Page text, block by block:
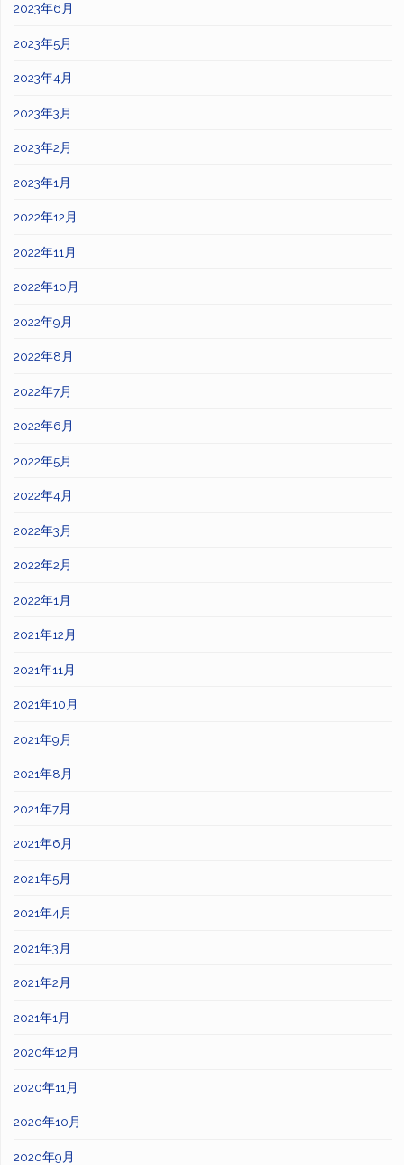
2023年6月
2023年5月
2023年4月
2023年3月
2023年2月
2023年1月
2022年12月
2022年11月
2022年10月
2022年9月
2022年8月
2022年7月
2022年6月
2022年5月
2022年4月
2022年3月
2022年2月
2022年1月
2021年12月
2021年11月
2021年10月
2021年9月
2021年8月
2021年7月
2021年6月
2021年5月
2021年4月
2021年3月
2021年2月
2021年1月
2020年12月
2020年11月
2020年10月
2020年9月